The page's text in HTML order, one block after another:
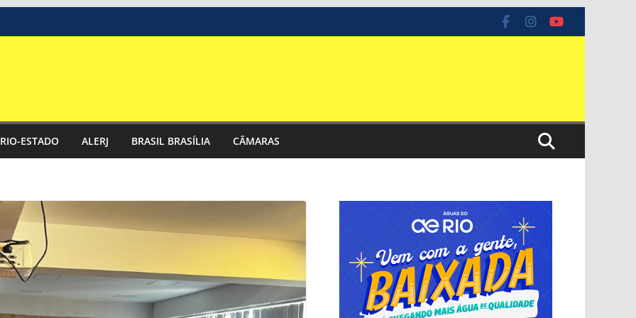
RIO-ESTADO ALERJ BRASIL BRASÍLIA CÂMARAS